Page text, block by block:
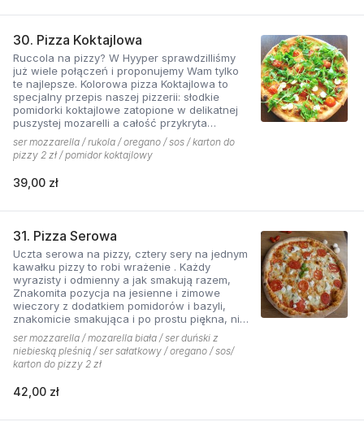
30. Pizza Koktajlowa
Ruccola na pizzy? W Hyyper sprawdzilliśmy
już wiele połączeń i proponujemy Wam tylko
te najlepsze. Kolorowa pizza Koktajlowa to
specjalny przepis naszej pizzerii: słodkie
pomidorki koktajlowe zatopione w delikatnej
puszystej mozarelli a całość przykryta
ostrawą w smaku sałatą! To bardzo włoska w
smaku i wyglądzie pizza.
ser mozzarella / rukola / oregano / sos / karton do
pizzy 2 zł / pomidor koktajlowy
39,00 zł
31. Pizza Serowa
Uczta serowa na pizzy, cztery sery na jednym
kawałku pizzy to robi wrażenie . Każdy
wyrazisty i odmienny a jak smakują razem,
Znakomita pozycja na jesienne i zimowe
wieczory z dodatkiem pomidorów i bazyli,
znakomicie smakująca i po prostu piękna, nie
sposób się oprzeć pokusie .
ser mozzarella / mozarella biała / ser duński z
niebieską pleśnią / ser sałatkowy / oregano / sos/
karton do pizzy 2 zł
42,00 zł